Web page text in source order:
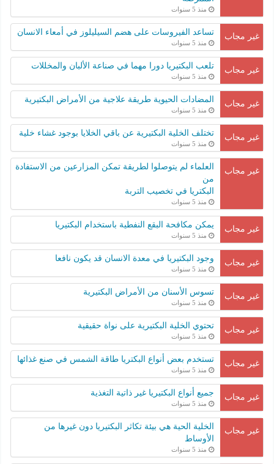
منذ 5 سنوات
غير مجاب تساعد الفيروسات على هضم السيليلوز في أمعاء الانسان
منذ 5 سنوات
غير مجاب تلعب البكتيريا دورا مهما في صناعة الألبان والمخللات
منذ 5 سنوات
غير مجاب المضادات الحيوية طريقة علاجية من الأمراض البكتيرية
منذ 5 سنوات
غير مجاب تختلف الخلية البكتيرية عن باقي الخلايا بوجود غشاء خلية
منذ 5 سنوات
غير مجاب
العلماء لم يتوصلوا لطريقة تمكن المزارعين من الاستفادة
من
البكتريا في تخصيب التربة
منذ 5 سنوات
غير مجاب يمكن مكافحة البقع النفطية باستخدام البكتيريا
منذ 5 سنوات
غير مجاب وجود البكتيريا في معدة الانسان قد يكون نافعا
منذ 5 سنوات
غير مجاب تسوس الأسنان من الأمراض البكتيرية
منذ 5 سنوات
غير مجاب تحتوي الخلية البكتيرية على نواة حقيقية
منذ 5 سنوات
غير مجاب تستخدم بعض أنواع البكتريا طاقة الشمس في صنع غذائها
منذ 5 سنوات
غير مجاب جميع أنواع البكتيريا غير ذاتية التغذية
منذ 5 سنوات
غير مجاب
الخلية الحية هي بيئة تكاثر البكتيريا دون غيرها من
الأوساط
منذ 5 سنوات